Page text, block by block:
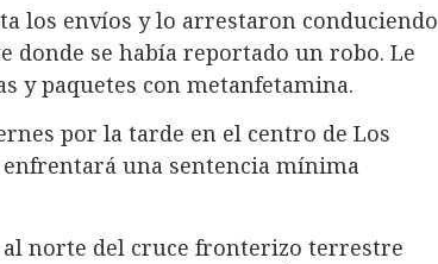
los envíos y lo arrestaron conduciendo
donde se había reportado un robo. Le
y paquetes con metanfetamina.
por la tarde en el centro de Los
enfrentará una sentencia mínima
al norte del cruce fronterizo terrestre